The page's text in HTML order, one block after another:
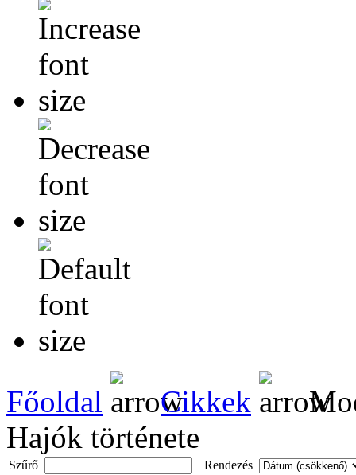
Főoldal Cikkek
Hajók története
Szűrő
Rendezés